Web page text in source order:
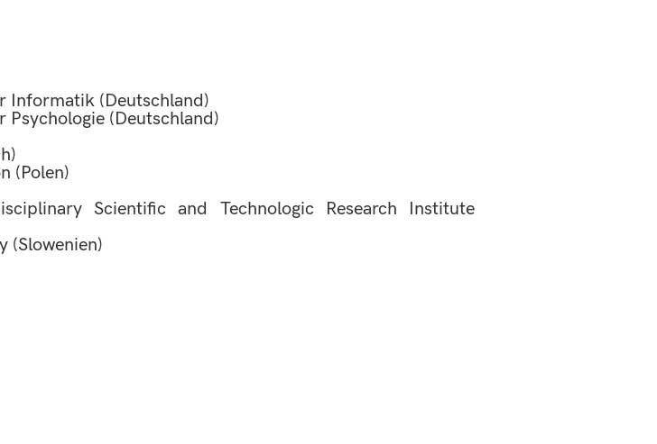
(Deutschland)
(Deutschland)
(Polen)
Scientific and Technologic Research Institute
(Slowenien)